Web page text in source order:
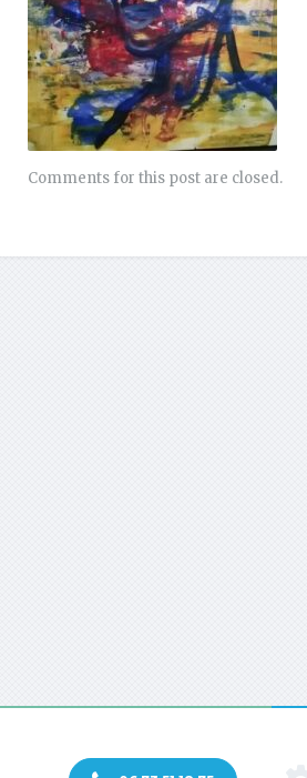
Comments for this post are closed.